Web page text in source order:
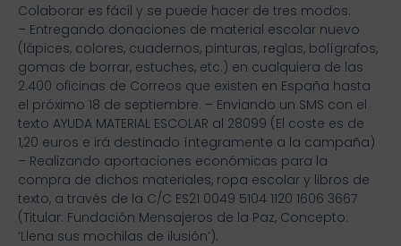
Colaborar es fácil y se puede hacer de tres modos:
– Entregando donaciones de material escolar nuevo
(lápices, colores, cuadernos, pinturas, reglas, bolígrafos,
gomas de borrar, estuches, etc.) en cualquiera de las
2.400 oficinas de Correos que existen en España hasta
el próximo 18 de septiembre. – Enviando un SMS con el
texto AYUDA MATERIAL ESCOLAR al 28099 (El coste es de
1,20 euros e irá destinado íntegramente a la campaña)
– Realizando aportaciones económicas para la
compra de dichos materiales, ropa escolar y libros de
texto, a través de la C/C ES21 0049 5104 1120 1606 3667
(Titular: Fundación Mensajeros de la Paz, Concepto:
‘Llena sus mochilas de ilusión’).